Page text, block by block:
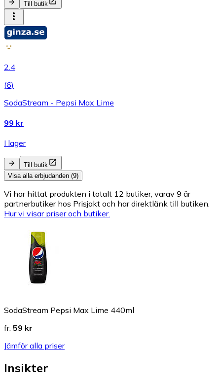
Till butik
2.4
(6)
SodaStream - Pepsi Max Lime
99 kr
I lager
Till butik
Visa alla erbjudanden (9)
Vi har hittat produkten i totalt 12 butiker, varav 9 är
partnerbutiker hos Prisjakt och har direktlänk till butiken.
Hur vi visar priser och butiker.
SodaStream Pepsi Max Lime 440ml
fr. 59 kr
Jämför alla priser
Insikter